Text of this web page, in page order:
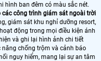
hình ban đêm có màu sắc nét.
các công trình giám sát ngoài trời
giám sát khu nghỉ dưỡng resort,
động trong mọi điều kiện ánh
và ghi lại hình ảnh chi tiết
chống trộm và cảnh báo
nguy hiểm, mang lại sự an tâm